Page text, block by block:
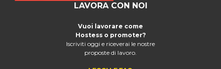
LAVORA CON NOI
Vuoi lavorare come
Hostess o promoter?
Iscriviti oggi e riceverai le nostre
proposte di lavoro.